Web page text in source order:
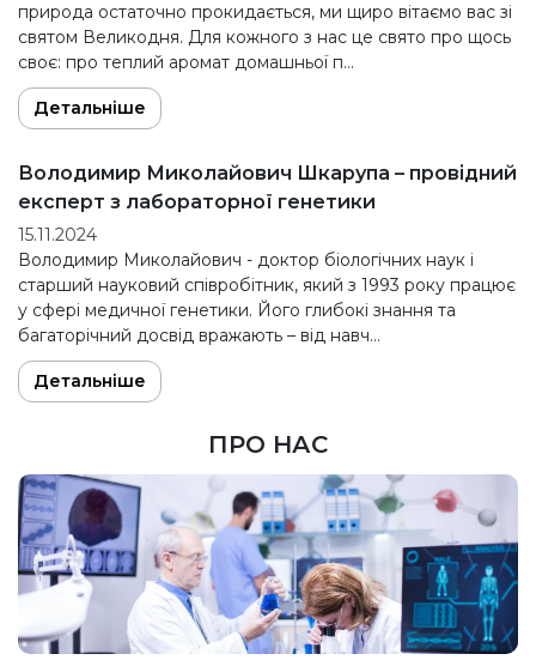
природа остаточно прокидається, ми щиро вітаємо вас зі
святом Великодня. Для кожного з нас це свято про щось
своє: про теплий аромат домашньої п…
Детальніше
Володимир Миколайович Шкарупа – провідний
експерт з лабораторної генетики
15.11.2024
Володимир Миколайович - доктор біологічних наук і
старший науковий співробітник, який з 1993 року працює
у сфері медичної генетики. Його глибокі знання та
багаторічний досвід вражають – від навч…
Детальніше
ПРО НАС